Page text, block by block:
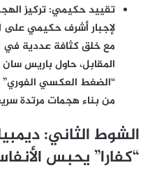
تقييد حكيمي:تركيز
لإجبار أشرف حكيمي على
المقابل، حاول باريس
“الضغط العكسي الفوري”
من بناء هجمات مرتدة
الشوط الثاني:
“كفارا” يحبس